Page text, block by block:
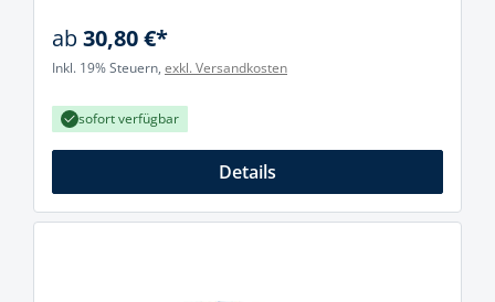
ab30,80 €*
Inkl. 19% Steuern, exkl. Versandkosten
sofort verfügbar
Details